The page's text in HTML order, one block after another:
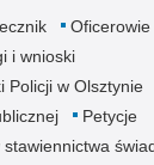
i wnioski
Policji w Olsztynie
Petycje